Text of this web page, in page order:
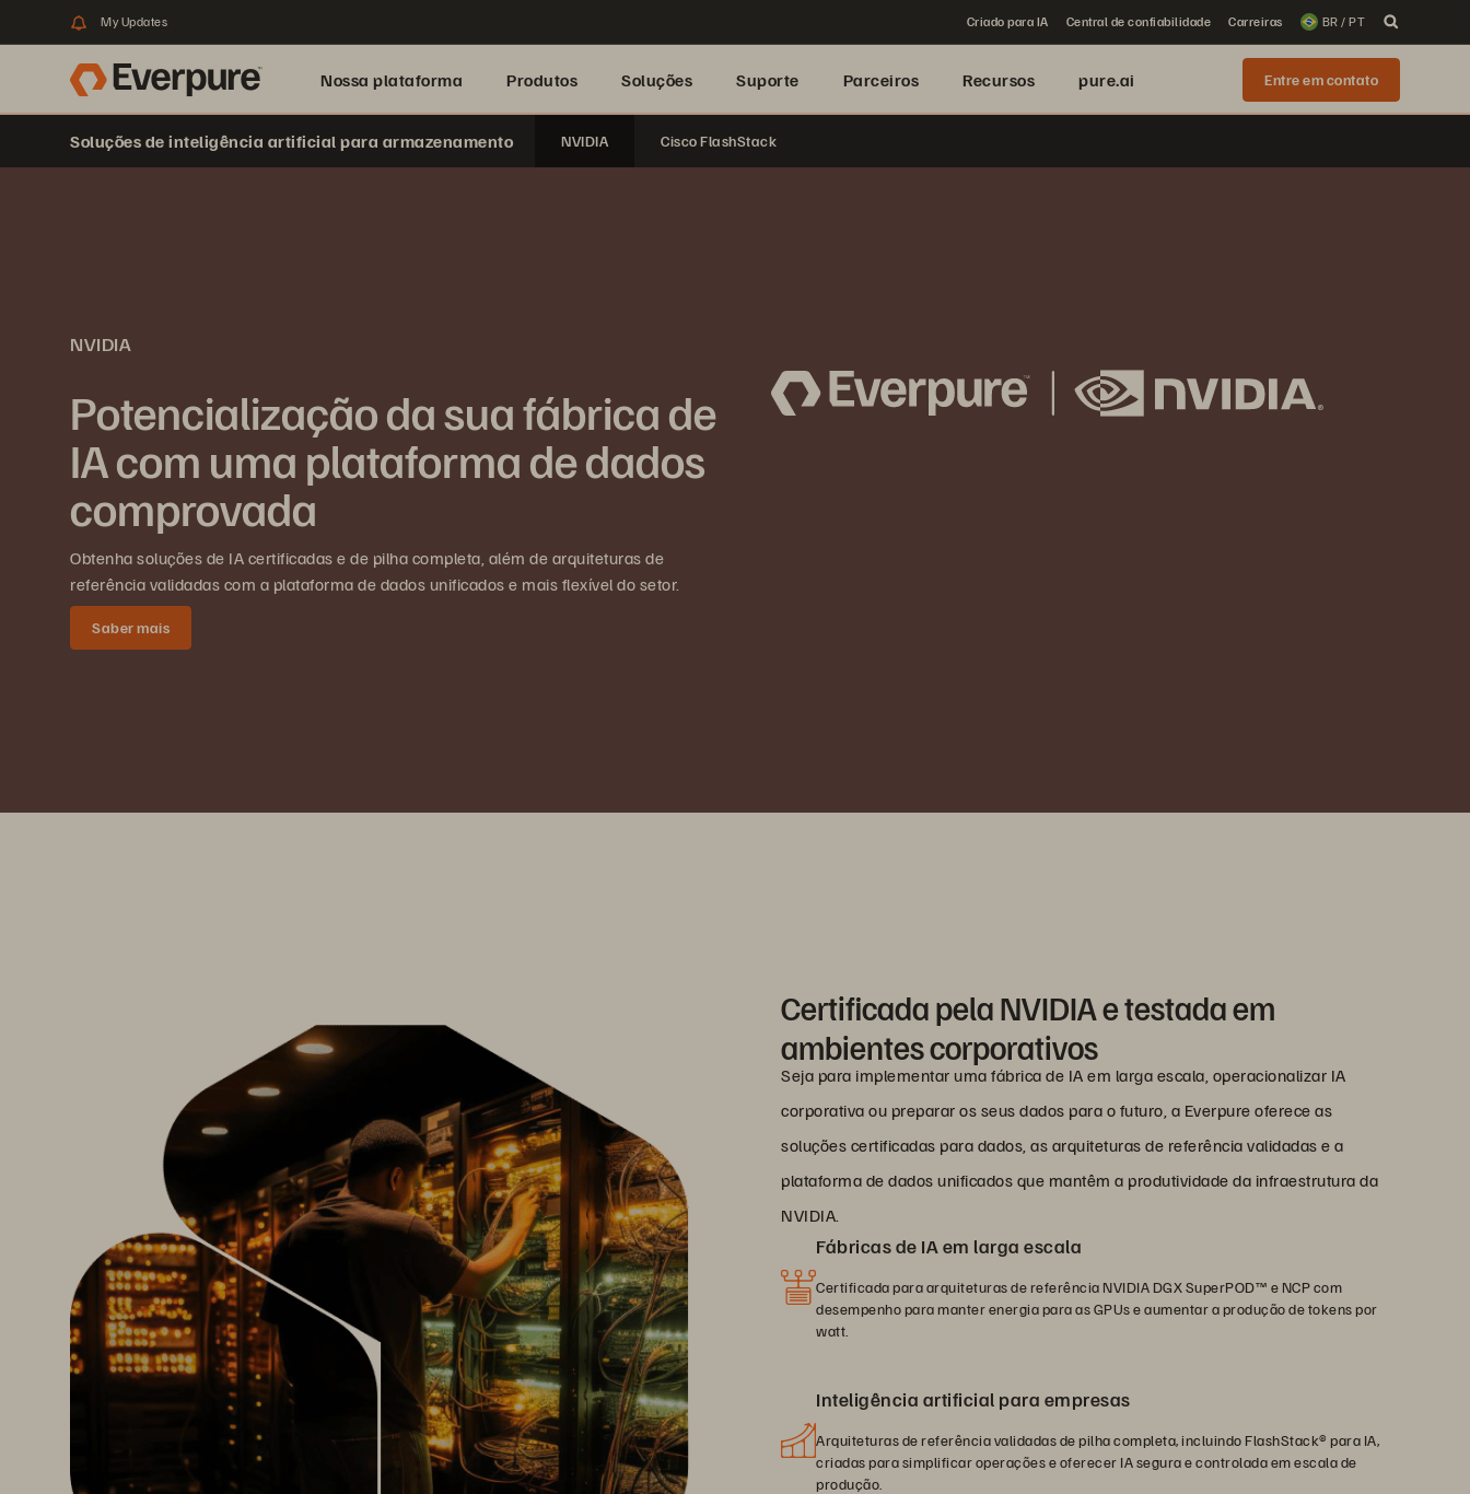
My Updates Criado para IA Central de confiabilidade Carreiras BR / PT
Nossa plataforma Produtos Soluções Suporte Parceiros Recursos pure.ai Entre em contato
Soluções de inteligência artificial para armazenamento NVIDIA Cisco FlashStack
NVIDIA
Potencialização da sua fábrica de
IA com uma plataforma de dados
comprovada
Obtenha soluções de IA certificadas e de pilha completa, além de arquiteturas de
referência validadas com a plataforma de dados unificados e mais flexível do setor.
Saber mais
Certificada pela NVIDIA e testada em
ambientes corporativos
Seja para implementar uma fábrica de IA em larga escala, operacionalizar IA
corporativa ou preparar os seus dados para o futuro, a Everpure oferece as
soluções certificadas para dados, as arquiteturas de referência validadas e a
plataforma de dados unificados que mantêm a produtividade da infraestrutura da
NVIDIA.
Fábricas de IA em larga escala
Certificada para arquiteturas de referência NVIDIA DGX SuperPOD™ e NCP com
desempenho para manter energia para as GPUs e aumentar a produção de tokens por
watt.
Inteligência artificial para empresas
Arquiteturas de referência validadas de pilha completa, incluindo FlashStack® para IA,
criadas para simplificar operações e oferecer IA segura e controlada em escala de
produção.